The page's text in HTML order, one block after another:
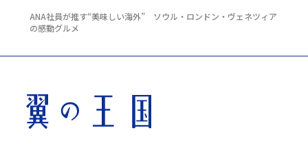
ANA社員が推す“美味しい海外” ソウル・ロンドン・ヴェネツィア
の感動グルメ